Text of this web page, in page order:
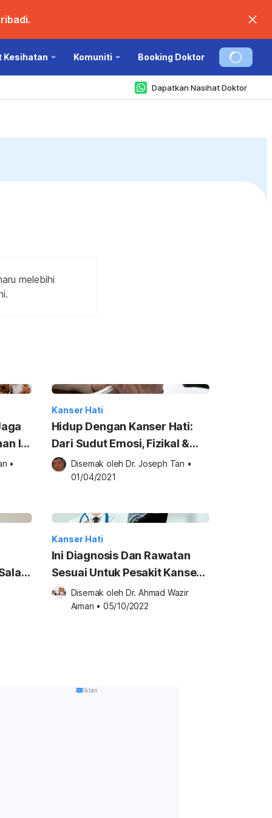
Kesihatan Komuniti Booking Doktor
Dapatkan Nasihat Doktor
melebihi
Ini
&
•
Kanser Hati
Hidup Dengan Kanser Hati:
Dari Sudut Emosi, Fizikal &
Sosial Yang Harus Anda Tahu
Disemak oleh Dr. Joseph Tan •
01/04/2021
Kanser Hati
Ini Diagnosis Dan Rawatan
Sesuai Untuk Pesakit Kanser
HatiDisemak oleh Dr. Ahmad Wazir
Aiman • 05/10/2022
Iklan